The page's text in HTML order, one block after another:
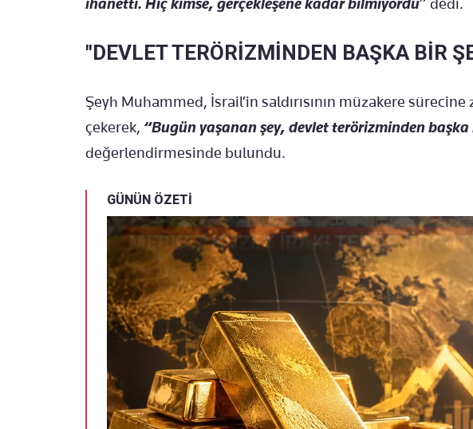
ihanetti. Hiç kimse, gerçekleşene kadar bilmiyordu” dedi.
"DEVLET TERÖRİZMİNDEN BAŞKA BİR
Şeyh Muhammed, İsrail’in saldırısının müzakere
çekerek, “Bugün yaşanan şey, devlet terörizminden başka
değerlendirmesinde bulundu.
GÜNÜN ÖZETİ